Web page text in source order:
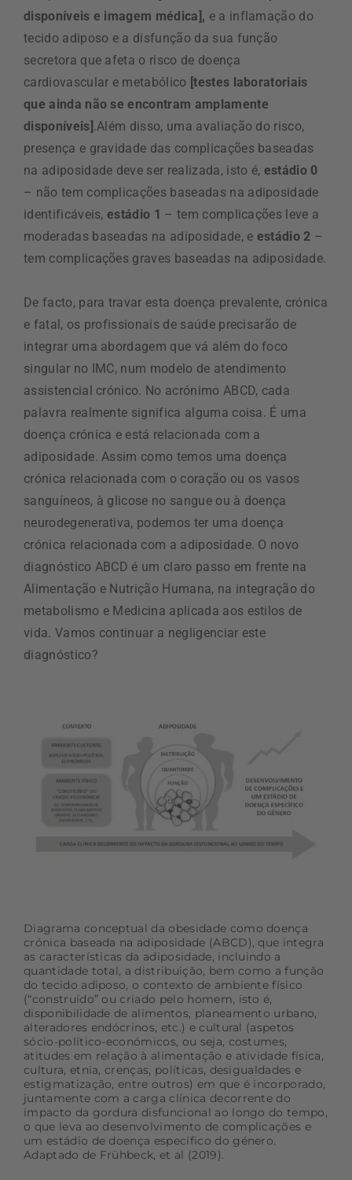
disponíveis e imagem médica], e a inflamação do
tecido adiposo e a disfunção da sua função
secretora que afeta o risco de doença
cardiovascular e metabólico [testes laboratoriais
que ainda não se encontram amplamente
disponíveis] .Além disso, uma avaliação do risco,
presença e gravidade das complicações baseadas
na adiposidade deve ser realizada, isto é, estádio 0
– não tem complicações baseadas na adiposidade
identificáveis,estádio 1 – tem complicações leve a
moderadas baseadas na adiposidade, e estádio 2 –
tem complicações graves baseadas na adiposidade.
De facto, para travar esta doença prevalente, crónica
e fatal, os profissionais de saúde precisarão de
integrar uma abordagem que vá além do foco
singular no IMC, num modelo de atendimento
assistencial crónico. No acrónimo ABCD, cada
palavra realmente significa alguma coisa. É uma
doença crónica e está relacionada com a
adiposidade. Assim como temos uma doença
crónica relacionada com o coração ou os vasos
sanguíneos, à glicose no sangue ou à doença
neurodegenerativa, podemos ter uma doença
crónica relacionada com a adiposidade. O novo
diagnóstico ABCD é um claro passo em frente na
Alimentação e Nutrição Humana, na integração do
metabolismo e Medicina aplicada aos estilos de
vida. Vamos continuar a negligenciar este
diagnóstico?
Diagrama conceptual da obesidade como doença
crónica baseada na adiposidade (ABCD), que integra
as características da adiposidade, incluindo a
quantidade total, a distribuição, bem como a função
do tecido adiposo, o contexto de ambiente físico
(“construído” ou criado pelo homem, isto é,
disponibilidade de alimentos, planeamento urbano,
alteradores endócrinos, etc.) e cultural (aspetos
sócio-político-económicos, ou seja, costumes,
atitudes em relação à alimentação e atividade física,
cultura, etnia, crenças, políticas, desigualdades e
estigmatização, entre outros) em que é incorporado,
juntamente com a carga clínica decorrente do
impacto da gordura disfuncional ao longo do tempo,
o que leva ao desenvolvimento de complicações e
um estádio de doença específico do género.
Adaptado de Frühbeck, et al (2019).